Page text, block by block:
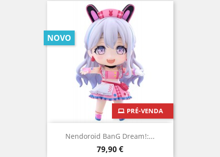
Nendoroid BanG Dream!:...
Preço
79,90 €
PRÉ-VENDA
NOVO